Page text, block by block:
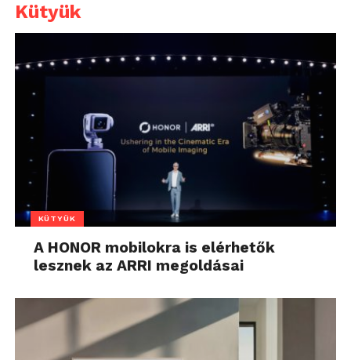
Kütyük
KÜTYÜK
A HONOR mobilokra is elérhetők
lesznek az ARRI megoldásai